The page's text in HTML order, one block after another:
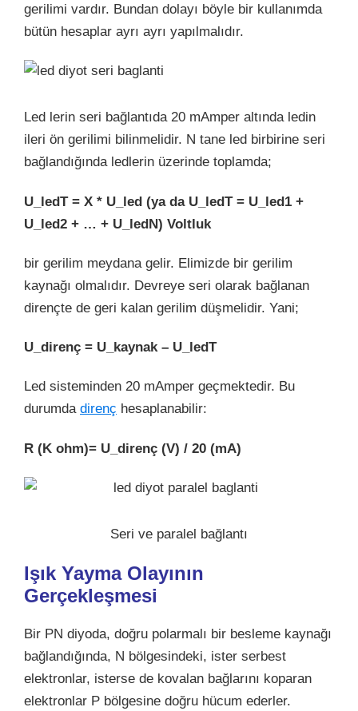
gerilimi vardır. Bundan dolayı böyle bir kullanımda
bütün hesaplar ayrı ayrı yapılmalıdır.
Led lerin seri bağlantıda 20 mAmper altında ledin
ileri ön gerilimi bilinmelidir. N tane led birbirine seri
bağlandığında ledlerin üzerinde toplamda;
U_ledT = X * U_led (ya da U_ledT = U_led1 +
U_led2 + … + U_ledN) Voltluk
bir gerilim meydana gelir. Elimizde bir gerilim
kaynağı olmalıdır. Devreye seri olarak bağlanan
dirençte de geri kalan gerilim düşmelidir. Yani;
U_direnç = U_kaynak – U_ledT
Led sisteminden 20 mAmper geçmektedir. Bu
durumda direnç hesaplanabilir:
R (K ohm)= U_direnç (V) / 20 (mA)
Seri ve paralel bağlantı
Işık Yayma Olayının
Gerçekleşmesi
Bir PN diyoda, doğru polarmalı bir besleme kaynağı
bağlandığında, N bölgesindeki, ister serbest
elektronlar, isterse de kovalan bağlarını koparan
elektronlar P bölgesine doğru hücum ederler.